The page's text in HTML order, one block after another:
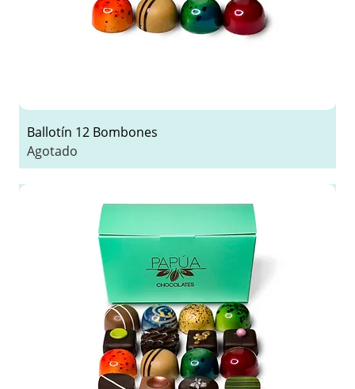
Ballotín 12 Bombones
Agotado